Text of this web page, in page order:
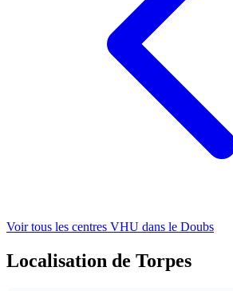
Voir tous les centres VHU dans le Doubs
Localisation de Torpes